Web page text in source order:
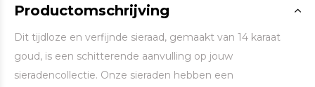
Productomschrijving
Dit tijdloze en verfijnde sieraad, gemaakt van 14 karaat
goud, is een schitterende aanvulling op jouw
sieradencollectie. Onze sieraden hebben een